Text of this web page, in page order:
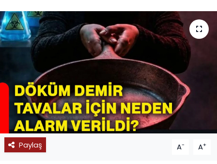
Paylaş A- A+
SAĞLIK
SPOR
11:11 MANŞET
Haber Arşivi